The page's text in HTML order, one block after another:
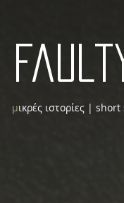
μικρές ιστορίες |